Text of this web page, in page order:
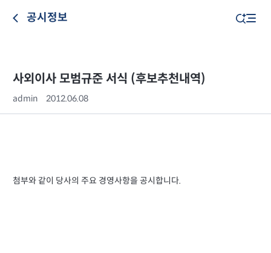
공시정보
사외이사 모범규준 서식 (후보추천내역)
admin 2012.06.08
첨부와 같이 당사의 주요 경영사항을 공시합니다.